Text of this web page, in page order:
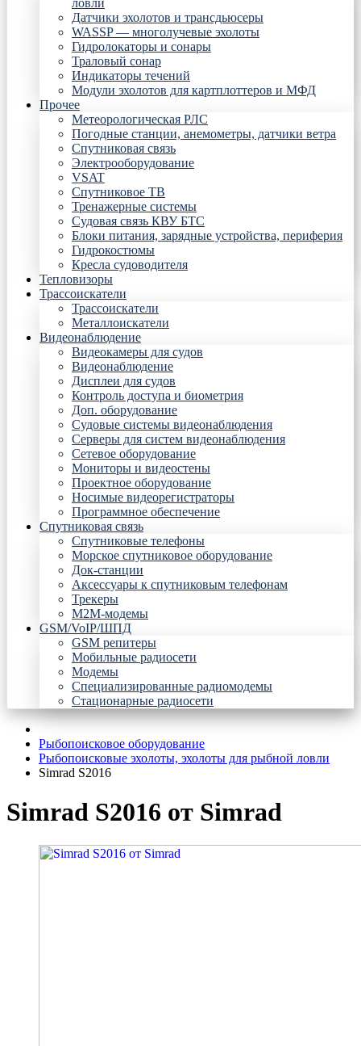
ловли
Датчики эхолотов и трансдьюсеры
WASSP — многолучевые эхолоты
Гидролокаторы и сонары
Траловый сонар
Индикаторы течений
Модули эхолотов для картплоттеров и МФД
Прочее
Метеорологическая РЛС
Погодные станции, анемометры, датчики ветра
Спутниковая связь
Электрооборудование
VSAT
Спутниковое ТВ
Тренажерные системы
Судовая связь КВУ БТС
Блоки питания, зарядные устройства, периферия
Гидрокостюмы
Кресла судоводителя
Тепловизоры
Трассоискатели
Трассоискатели
Металлоискатели
Видеонаблюдение
Видеокамеры для судов
Видеонаблюдение
Дисплеи для судов
Контроль доступа и биометрия
Доп. оборудование
Судовые системы видеонаблюдения
Серверы для систем видеонаблюдения
Сетевое оборудование
Мониторы и видеостены
Проектное оборудование
Носимые видеорегистраторы
Программное обеспечение
Спутниковая связь
Спутниковые телефоны
Морское спутниковое оборудование
Док-станции
Аксессуары к спутниковым телефонам
Трекеры
М2М-модемы
GSM/VoIP/ШПД
GSM репитеры
Мобильные радиосети
Модемы
Специализированные радиомодемы
Стационарные радиосети
Рыбопоисковое оборудование
Рыбопоисковые эхолоты, эхолоты для рыбной ловли
Simrad S2016
Simrad S2016 от Simrad